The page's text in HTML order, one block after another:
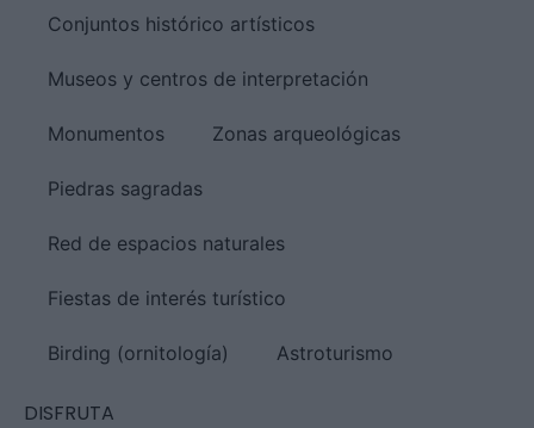
Conjuntos histórico artísticos
Museos y centros de interpretación
Monumentos Zonas arqueológicas
Piedras sagradas
Red de espacios naturales
Fiestas de interés turístico
Birding (ornitología) Astroturismo
DISFRUTA